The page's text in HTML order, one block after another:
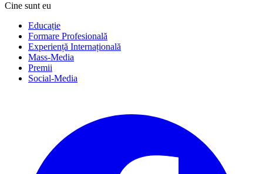
Cine sunt eu
Educație
Formare Profesională
Experiență Internațională
Mass-Media
Premii
Social-Media